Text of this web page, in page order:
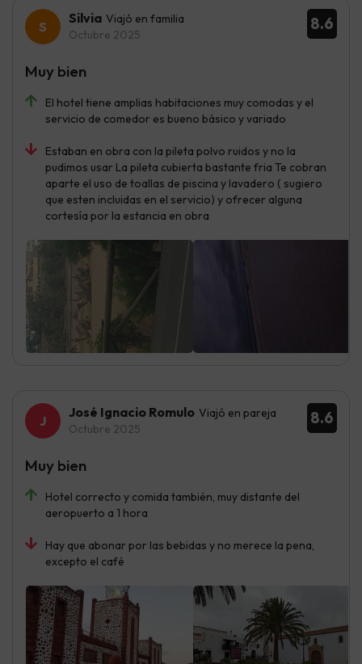
8.6
Silvia Viajó en familia
Octubre 2025
El hotel tiene amplias habitaciones muy comodas y el
servicio de comedor es bueno básico y variado
Estaban en obra con la pileta polvo ruidos y no la
pudimos usar La pileta cubierta bastante fria Te cobran
aparte el uso de toallas de piscina y lavadero ( sugiero
que esten incluidas en el servicio) y ofrecer alguna
cortesía por la estancia en obra
Muy bien
8.6
José Ignacio Romulo Viajó en pareja
Octubre 2025
Hotel correcto y comida también, muy distante del
aeropuerto a 1 hora
Hay que abonar por las bebidas y no merece la pena,
excepto el café
Muy bien